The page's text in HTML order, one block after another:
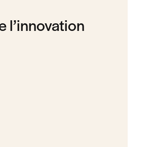
l’innovation